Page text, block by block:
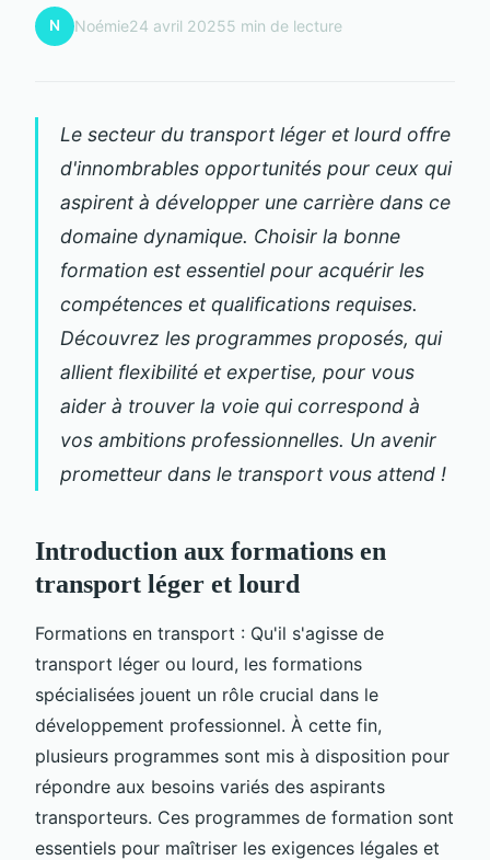
N Noémie24 avril 20255 min de lecture
Le secteur du transport léger et lourd offre
d'innombrables opportunités pour ceux qui
aspirent à développer une carrière dans ce
domaine dynamique. Choisir la bonne
formation est essentiel pour acquérir les
compétences et qualifications requises.
Découvrez les programmes proposés, qui
allient flexibilité et expertise, pour vous
aider à trouver la voie qui correspond à
vos ambitions professionnelles. Un avenir
prometteur dans le transport vous attend !
Introduction aux formations en
transport léger et lourd
Formations en transport : Qu'il s'agisse de
transport léger ou lourd, les formations
spécialisées jouent un rôle crucial dans le
développement professionnel. À cette fin,
plusieurs programmes sont mis à disposition pour
répondre aux besoins variés des aspirants
transporteurs. Ces programmes de formation sont
essentiels pour maîtriser les exigences légales et